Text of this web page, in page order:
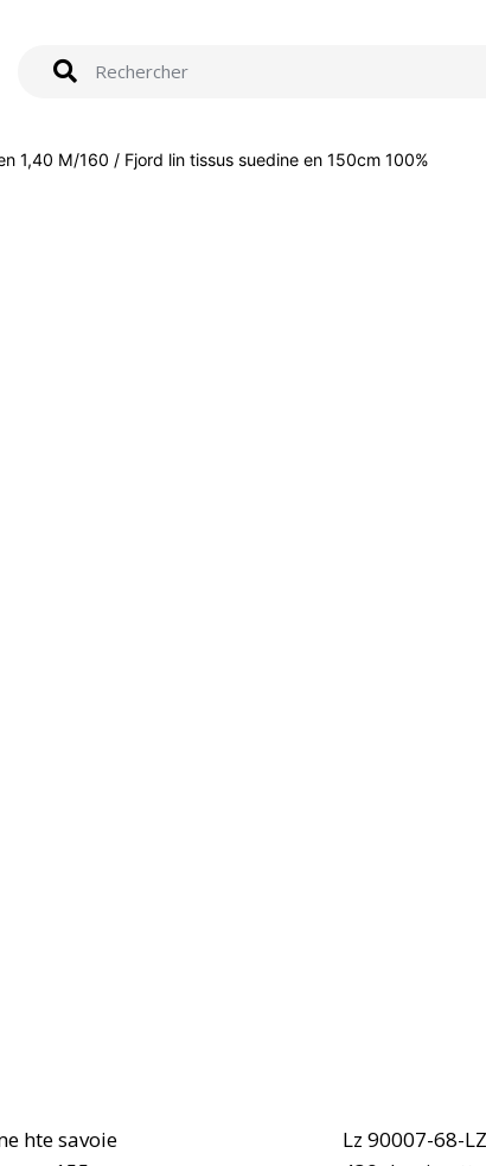
1,40 M/160 / Fjord lin tissus suedine en 150cm 100%
hte savoie
Lz 90007-68-